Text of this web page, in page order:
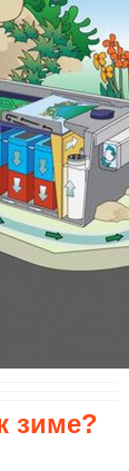
зиме?